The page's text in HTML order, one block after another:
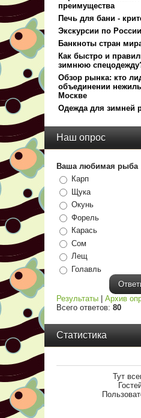
преимущества
Печь для бани -
Экскурсии по России
Банкноты стран
Как быстро и
зимнюю
Обзор рынка: кто
объединении
Москве
Одежда для зимней
Наш опрос
Ваша любимая рыба
Карп
Щука
Окунь
Форель
Карась
Сом
Лещ
Голавль
Результаты | Архив
Всего ответов: 80
Статистика
Тут